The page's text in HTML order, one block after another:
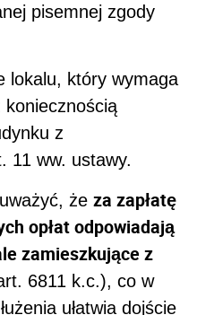
pisemnej zgody
lokalu, który wymaga
z
11 ww. ustawy.
że za zapłatę
opłat odpowiadają
zamieszkujące z
6811 k.c.), co w
ułatwia dojście